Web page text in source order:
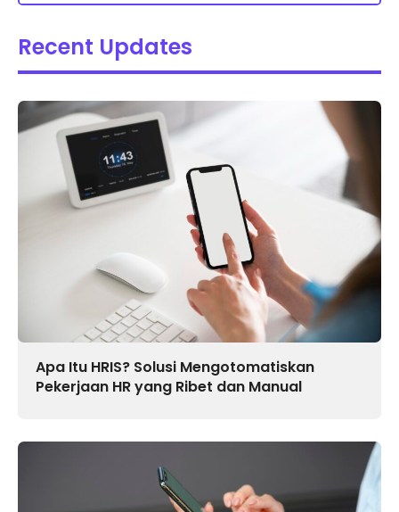
Recent Updates
Apa Itu HRIS? Solusi Mengotomatiskan
Pekerjaan HR yang Ribet dan Manual